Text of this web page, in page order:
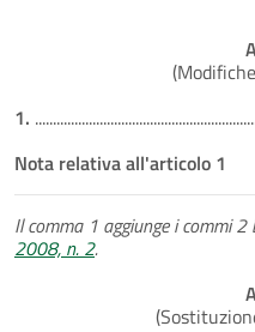
1.
Nota relativa all'articolo 1
Il comma 1 aggiunge i commi
2008, n. 2.